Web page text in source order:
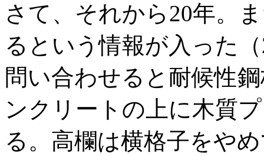
さて、それから20年。
るという情報が入った
問い合わせると耐候性
ンクリートの上に木質
る。高欄は横格子をや